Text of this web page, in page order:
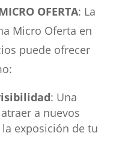
OFERTA: La
Micro Oferta en
puede ofrecer
: Una
a nuevos
exposición de tu